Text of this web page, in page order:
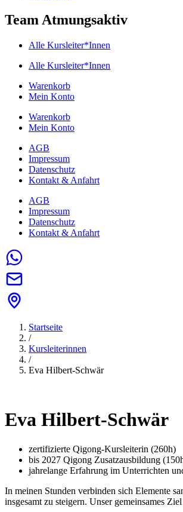
Team Atmungsaktiv
Alle Kursleiter*Innen
Alle Kursleiter*Innen
Warenkorb
Mein Konto
Warenkorb
Mein Konto
AGB
Impressum
Datenschutz
Kontakt & Anfahrt
AGB
Impressum
Datenschutz
Kontakt & Anfahrt
Startseite
/
Kursleiterinnen
/
Eva Hilbert-Schwär
Eva Hilbert-Schwär
zertifizierte Qigong-Kursleiterin (260h)
bis 2027 Qigong Zusatzausbildung
jahrelange Erfahrung im Unterrichten
In meinen Stunden verbinden sich Elemente
insgesamt zu steigern. Unser gemeinsames